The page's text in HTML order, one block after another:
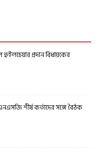
হুইলচেয়ার প্রদান বিধায়কের
শীর্ষ কর্তাদের সঙ্গে বৈঠক